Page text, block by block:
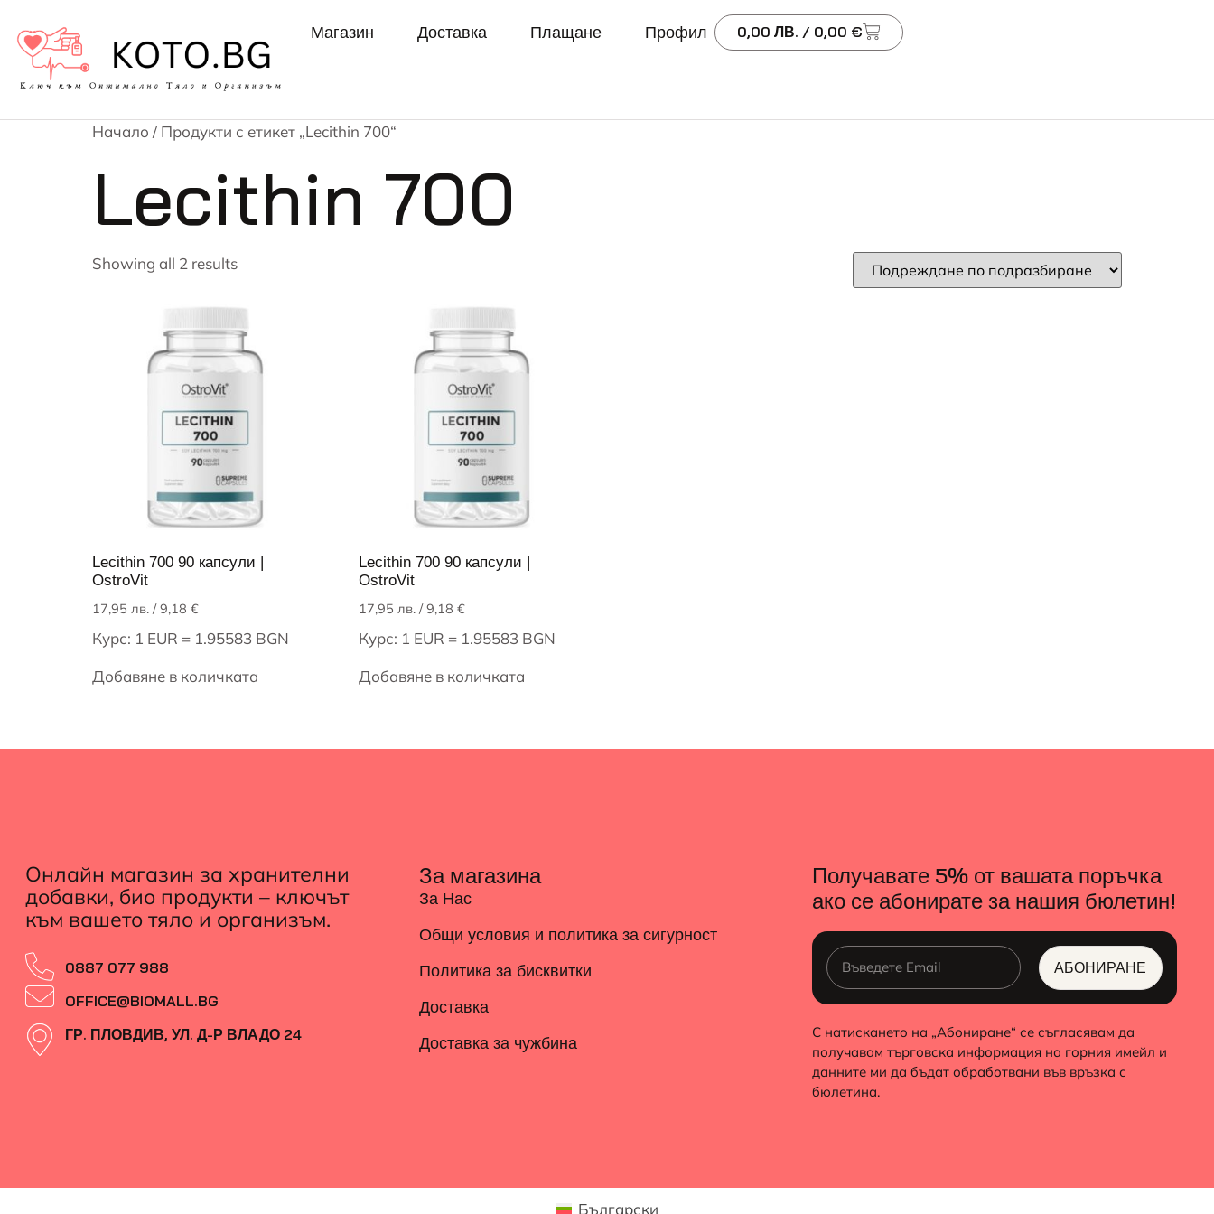
Магазин Доставка Плащане Профил 0,00 ЛВ. / 0,00 €
Начало / Продукти с етикет „Lecithin 700“
Lecithin 700
Showing all 2 results
Lecithin 700 90 капсули |
OstroVit
17,95 лв. / 9,18 €
Курс: 1 EUR = 1.95583 BGN
Добавяне в количката
Lecithin 700 90 капсули |
OstroVit
17,95 лв./ 9,18 €
Курс: 1 EUR = 1.95583 BGN
Добавяне в количката
Онлайн магазин за хранителни
добавки, био продукти – ключът
към вашето тяло и организъм.
0887 077 988
OFFICE@BIOMALL.BG
ГР. ПЛОВДИВ, УЛ. Д-Р ВЛАДО 24
За магазина
За Нас
Общи условия и политика за сигурност
Политика за бисквитки
Доставка
Доставка за чужбина
Получавате 5% от вашата поръчка
ако се абонирате за нашия бюлетин!
АБОНИРАНЕ
ALTERNATIVE:
С натискането на „Абониране“ се съгласявам да
получавам търговска информация на горния имейл и
данните ми да бъдат обработвани във връзка с
бюлетина.
Български